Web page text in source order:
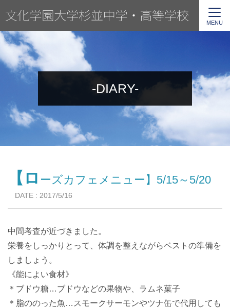
MENU
-DIARY-
【ロ ーズカフェメニュー】5/15～5/20
DATE : 2017/5/16
中間考査が近づきました。
栄養をしっかりとって、体調を整えながらベストの準備を
しましょう。
《能によい食材》
＊ブドウ糖…ブドウなどの果物や、ラムネ菓子
＊脂ののった魚…スモークサーモンやツナ缶で代用しても